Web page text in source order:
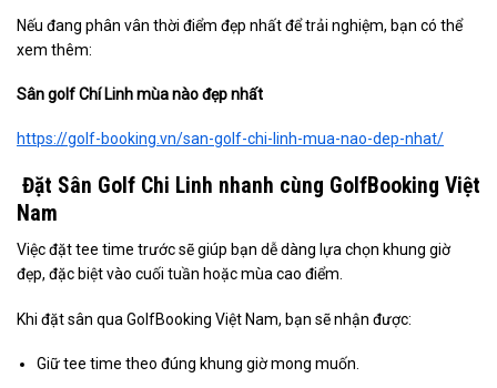
Nếu đang phân vân thời điểm đẹp nhất để trải nghiệm, bạn có thể
xem thêm:
Sân golf Chí Linh mùa nào đẹp nhất
https://golf-booking.vn/san-golf-chi-linh-mua-nao-dep-nhat/
Đặt Sân Golf Chi Linh nhanh cùng GolfBooking Việt
Nam
Việc đặt tee time trước sẽ giúp bạn dễ dàng lựa chọn khung giờ
đẹp, đặc biệt vào cuối tuần hoặc mùa cao điểm.
Khi đặt sân qua GolfBooking Việt Nam, bạn sẽ nhận được:
Giữ tee time theo đúng khung giờ mong muốn.